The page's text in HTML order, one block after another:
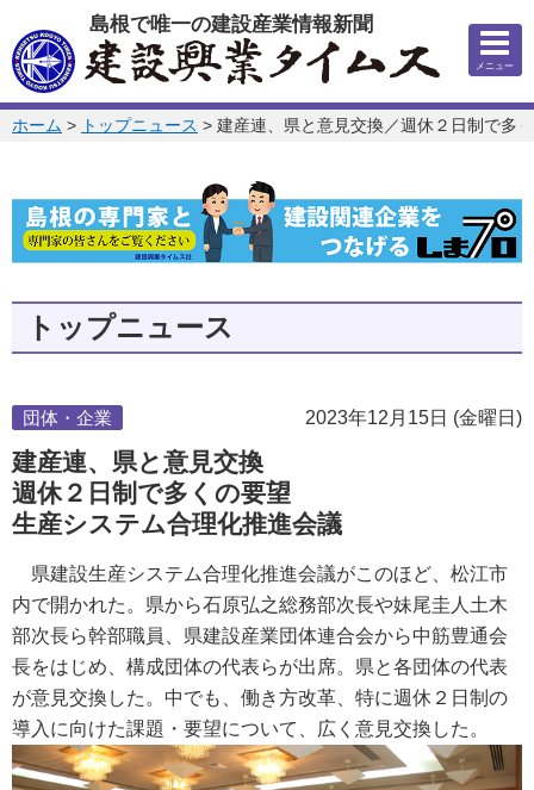
このページの本文へ
島根で唯一の建設産業情報新聞
メニュー
このページの位置:
ホーム > トップニュース > 建産連、県と意見交換／週休２日制で多
トップニュース
2023年12月15日 (金曜日)
団体・企業
建産連、県と意見交換
週休２日制で多くの要望
生産システム合理化推進会議
県建設生産システム合理化推進会議がこのほど、松江市
内で開かれた。県から石原弘之総務部次長や妹尾圭人土木
部次長ら幹部職員、県建設産業団体連合会から中筋豊通会
長をはじめ、構成団体の代表らが出席。県と各団体の代表
が意見交換した。中でも、働き方改革、特に週休２日制の
導入に向けた課題・要望について、広く意見交換した。